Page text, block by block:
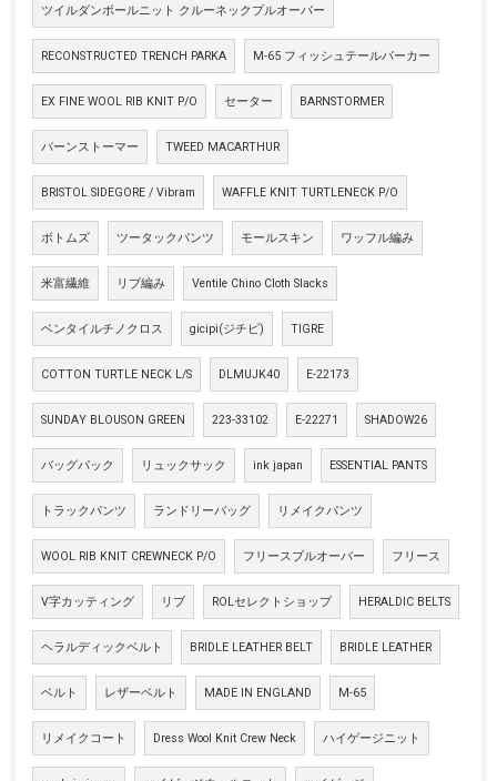
ツイルダンボールニット クルーネックプルオーバー
RECONSTRUCTED TRENCH PARKA M-65 フィッシュテールパーカー
EX FINE WOOL RIB KNIT P/O セーター BARNSTORMER
バーンストーマー TWEED MACARTHUR
BRISTOL SIDEGORE / Vibram WAFFLE KNIT TURTLENECK P/O
ボトムズ ツータックパンツ モールスキン ワッフル編み
米富繊維 リブ編み Ventile Chino Cloth Slacks
ベンタイルチノクロス gicipi(ジチピ) TIGRE
COTTON TURTLE NECK L/S DLMUJK40 E-22173
SUNDAY BLOUSON GREEN 223-33102 E-22271 SHADOW26
バッグパック リュックサック ink japan ESSENTIAL PANTS
トラックパンツ ランドリーバッグ リメイクパンツ
WOOL RIB KNIT CREWNECK P/O フリースプルオーバー フリース
V字カッティング リブ ROLセレクトショップ HERALDIC BELTS
ヘラルディックベルト BRIDLE LEATHER BELT BRIDLE LEATHER
ベルト レザーベルト MADE IN ENGLAND M-65
リメイクコート Dress Wool Knit Crew Neck ハイゲージニット